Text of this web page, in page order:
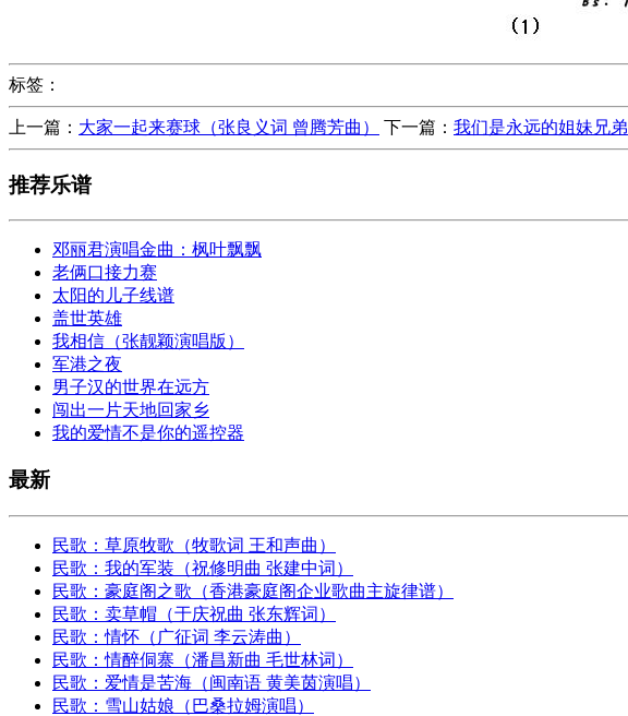
标签：
上一篇： 大家一起来赛球（张良义词 曾腾芳曲） 下一篇： 我们是永远的姐妹兄弟
推荐乐谱
邓丽君演唱金曲：枫叶飘飘
老俩口接力赛
太阳的儿子线谱
盖世英雄
我相信（张靓颖演唱版）
军港之夜
男子汉的世界在远方
闯出一片天地回家乡
我的爱情不是你的遥控器
最新
民歌：草原牧歌（牧歌词 王和声曲）
民歌：我的军装（祝修明曲 张建中词）
民歌：豪庭阁之歌（香港豪庭阁企业歌曲主旋律谱）
民歌：卖草帽（于庆祝曲 张东辉词）
民歌：情怀（广征词 李云涛曲）
民歌：情醉侗寨（潘昌新曲 毛世林词）
民歌：爱情是苦海（闽南语 黄美茵演唱）
民歌：雪山姑娘（巴桑拉姆演唱）